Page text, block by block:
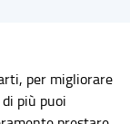
per migliorare
più puoi